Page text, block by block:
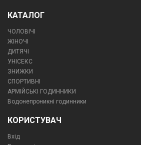
КАТАЛОГ
ЧОЛОВІЧІ
ЖІНОЧІ
ДИТЯЧІ
УНІСЕКС
ЗНИЖКИ
СПОРТИВНІ
АРМІЙСЬКІ ГОДИННИКИ
Водонепроникні годинники
КОРИСТУВАЧ
Вхід